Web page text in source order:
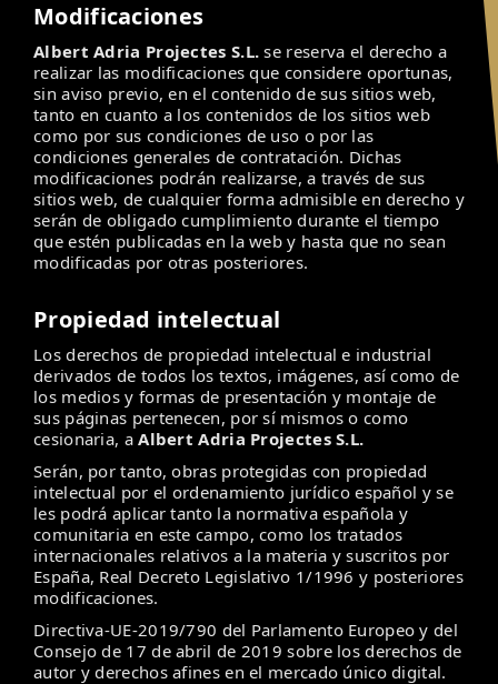
Modificaciones
Albert Adria Projectes S.L.se reserva el derecho a
realizar las modificaciones que considere oportunas,
sin aviso previo, en el contenido de sus sitios web,
tanto en cuanto a los contenidos de los sitios web
como por sus condiciones de uso o por las
condiciones generales de contratación. Dichas
modificaciones podrán realizarse, a través de sus
sitios web, de cualquier forma admisible en derecho y
serán de obligado cumplimiento durante el tiempo
que estén publicadas en la web y hasta que no sean
modificadas por otras posteriores.
Propiedad intelectual
Los derechos de propiedad intelectual e industrial
derivados de todos los textos, imágenes, así como de
los medios y formas de presentación y montaje de
sus páginas pertenecen, por sí mismos o como
cesionaria, aAlbert Adria Projectes S.L.
Serán, por tanto, obras protegidas con propiedad
intelectual por el ordenamiento jurídico español y se
les podrá aplicar tanto la normativa española y
comunitaria en este campo, como los tratados
internacionales relativos a la materia y suscritos por
España, Real Decreto Legislativo 1/1996 y posteriores
modificaciones.
Directiva-UE-2019/790 del Parlamento Europeo y del
Consejo de 17 de abril de 2019 sobre los derechos de
autor y derechos afines en el mercado único digital.